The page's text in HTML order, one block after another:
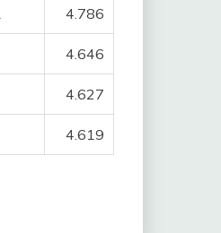
4.786
4.646
4.627
4.619